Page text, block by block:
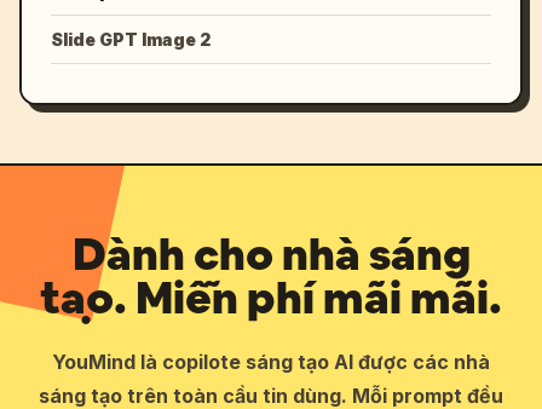
Slide GPT Image 2
Dành cho nhà sáng
tạo. Miễn phí mãi mãi.
YouMind là copilote sáng tạo AI được các nhà
sáng tạo trên toàn cầu tin dùng. Mỗi prompt đều